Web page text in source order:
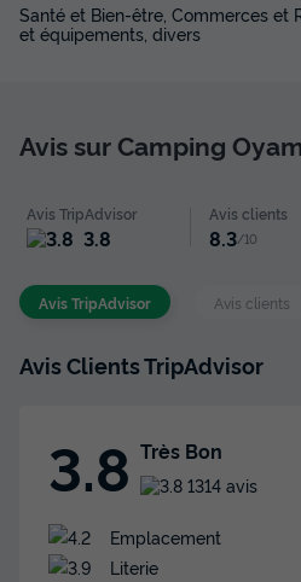
MOBILHOME 6
SARIMENDI**** 6
32m²
Cafetière
Lave-vaisselle
+ 6
MOBILHOME 6 personnes -
personnes
Meilleur prix pour 7 nuits
Modifier les dates
Santé et Bien-être, Commerces et
et équipements, divers
Avis sur Camping
Avis TripAdvisor
3.8
Avis clients
8.3/10
Avis TripAdvisor Avis clients
Avis Clients TripAdvisor
3.8 Très Bon
1314 avis
Emplacement
Literie